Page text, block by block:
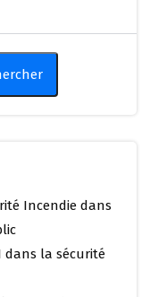
Incendie dans
dans la sécurité